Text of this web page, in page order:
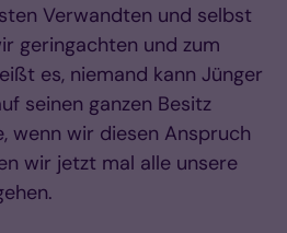
Verwandten und selbst
geringachten und zum
es, niemand kann Jünger
seinen ganzen Besitz
wenn wir diesen Anspruch
wir jetzt mal alle unsere